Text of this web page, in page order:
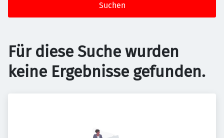
Suchen
Für diese Suche wurden
keine Ergebnisse gefunden.